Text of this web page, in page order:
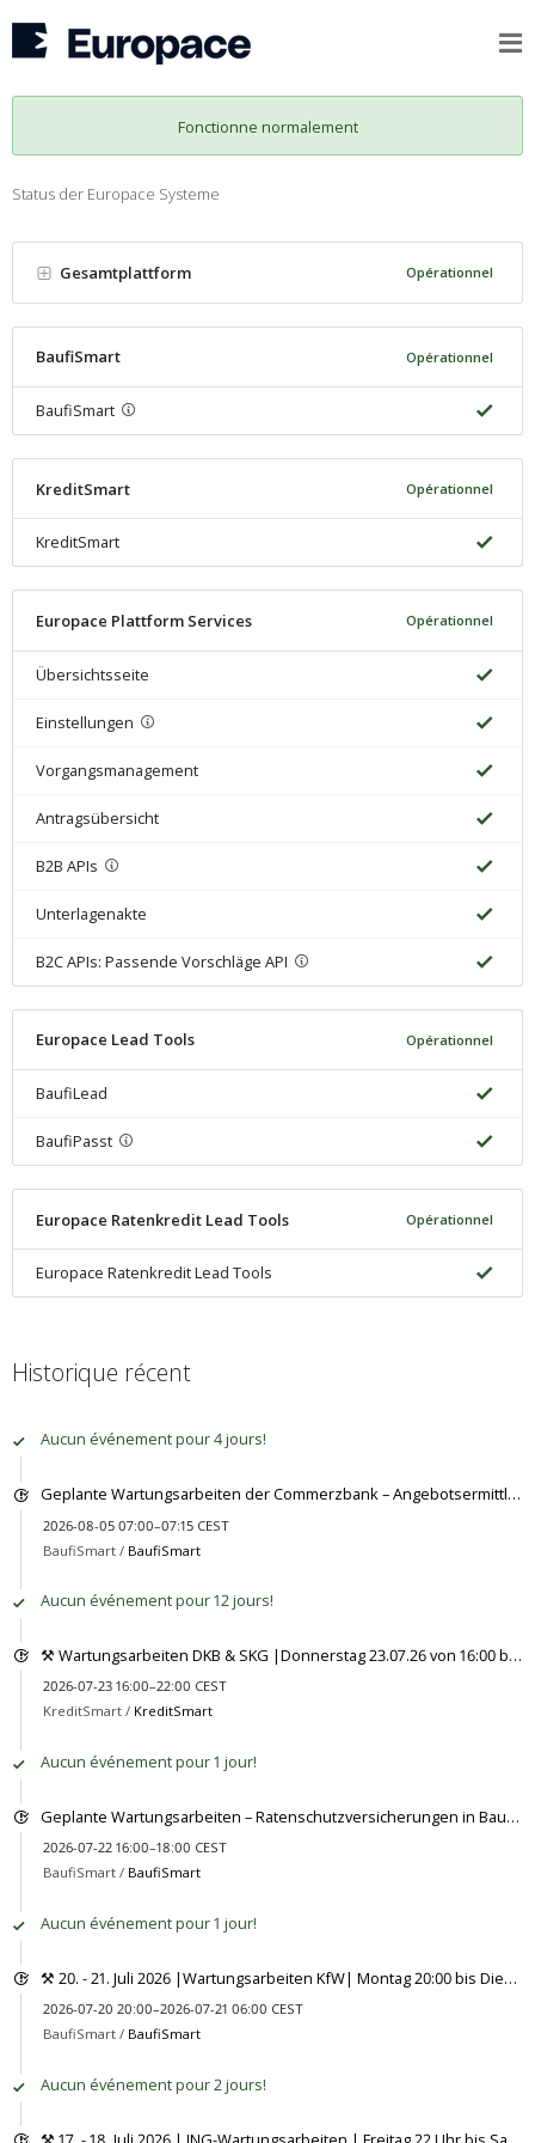
Fonctionne normalement
Status der Europace Systeme
Gesamtplattform Opérationnel
BaufiSmart Opérationnel
BaufiSmart
KreditSmart Opérationnel
KreditSmart
Europace Plattform Services Opérationnel
Übersichtsseite
Einstellungen
Vorgangsmanagement
Antragsübersicht
B2B APIs
Unterlagenakte
B2C APIs: Passende Vorschläge API
Europace Lead Tools Opérationnel
BaufiLead
BaufiPasst
Europace Ratenkredit Lead Tools Opérationnel
Europace Ratenkredit Lead Tools
Historique récent
Aucun événement pour 4 jours!
Geplante Wartungsarbeiten der Commerzbank – Angebotsermittlung vorübergehend eingeschränkt
2026-08-05 07:00–07:15 CEST
BaufiSmart / BaufiSmart
Aucun événement pour 12 jours!
⚒ Wartungsarbeiten DKB & SKG |Donnerstag 23.07.26 von 16:00 bis vsl. 22:00 Uhr ⚒
2026-07-23 16:00–22:00 CEST
KreditSmart / KreditSmart
Aucun événement pour 1 jour!
Geplante Wartungsarbeiten – Ratenschutzversicherungen in BaufiSmart
2026-07-22 16:00–18:00 CEST
BaufiSmart / BaufiSmart
Aucun événement pour 1 jour!
⚒ 20. - 21. Juli 2026 |Wartungsarbeiten KfW| Montag 20:00 bis Dienstag vsl. 06:00 Uhr ⚒
2026-07-20 20:00–2026-07-21 06:00 CEST
BaufiSmart / BaufiSmart
Aucun événement pour 2 jours!